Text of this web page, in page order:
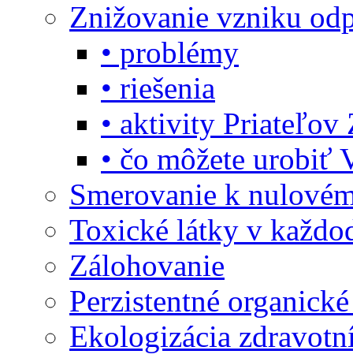
Znižovanie vzniku
• problémy
• riešenia
• aktivity Priateľov
• čo môžete urobiť
Smerovanie k
Toxické látky v
Zálohovanie
Perzistentné
Ekologizácia